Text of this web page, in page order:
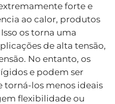
forte e
ao calor, produtos
os torna uma
de alta tensão,
No entanto, os
e podem ser
torná-los menos ideais
flexibilidade ou